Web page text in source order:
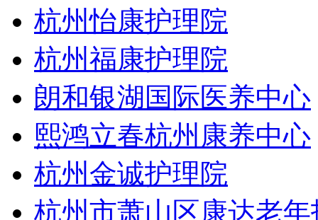
杭州怡康护理院
杭州福康护理院
朗和银湖国际医养中心
熙鸿立春杭州康养中心
杭州金诚护理院
杭州市萧山区康达老